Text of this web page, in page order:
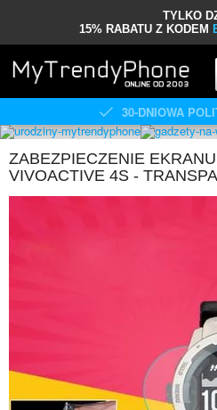
TYLKO
15% RABATU Z KODEM
30-DNIOWA
ZABEZPIECZENIE
VIVOACTIVE 4S -